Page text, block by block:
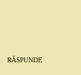
RĂSPUNDE